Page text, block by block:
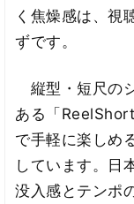
く焦燥感は、視
ずです。
縦型・短尺の
ある「
で手軽に楽しめ
しています。日
没入感とテンポ